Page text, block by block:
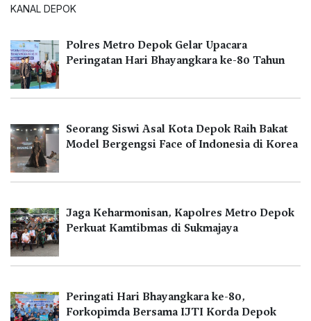
KANAL DEPOK
Polres Metro Depok Gelar Upacara
Peringatan Hari Bhayangkara ke-80 Tahun
Seorang Siswi Asal Kota Depok Raih Bakat
Model Bergengsi Face of Indonesia di Korea
Jaga Keharmonisan, Kapolres Metro Depok
Perkuat Kamtibmas di Sukmajaya
Peringati Hari Bhayangkara ke-80,
Forkopimda Bersama IJTI Korda Depok